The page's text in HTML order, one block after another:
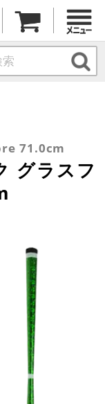
71.0cm
グラスフ